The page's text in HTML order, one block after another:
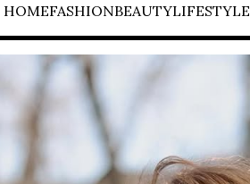
HOMEFASHIONBEAUTYLIFESTYLE